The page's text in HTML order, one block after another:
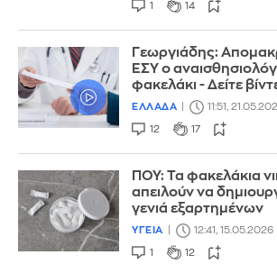
1 14
Γεωργιάδης:
ΕΣΥ ο
φακελάκι - Δείτε
ΕΛΛΑΔΑ 11:51,
12 17
ΠΟΥ: Τα φακελάκια
απειλούν να
γενιά εξαρτημένων
ΥΓΕΙΑ 12:41, 15.05.2026
1 12